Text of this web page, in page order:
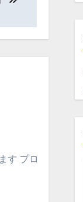
す プロ